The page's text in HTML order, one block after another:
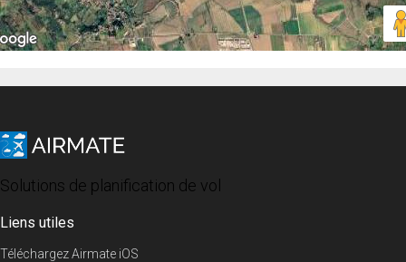
Solutions de planification de vol
Liens utiles
Téléchargez Airmate iOS